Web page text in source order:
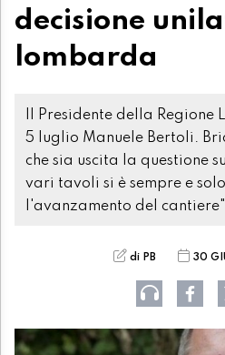
decisione
lombarda
Il Presidente della
5 luglio Manuele Bertoli.
che sia uscita la questione
vari tavoli si è sempre e
l'avanzamento del cantiere"
di PB 30